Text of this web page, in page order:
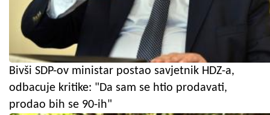
Bivši SDP-ov ministar postao savjetnik HDZ-a,
odbacuje kritike: "Da sam se htio prodavati,
prodao bih se 90-ih"